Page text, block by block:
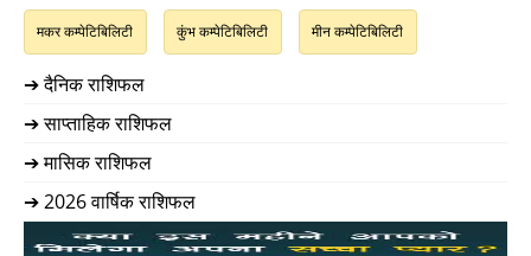
मकर कम्पेटिबिलिटी कुंभ कम्पेटिबिलिटी मीन कम्पेटिबिलिटी
➔ दैनिक राशिफल
➔ साप्ताहिक राशिफल
➔ मासिक राशिफल
➔ 2026 वार्षिक राशिफल